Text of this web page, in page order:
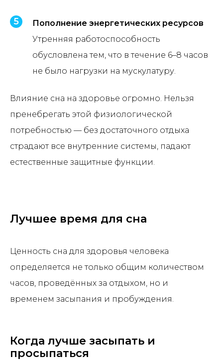
Пополнение энергетических ресурсов
Утренняя работоспособность
обусловлена тем, что в течение 6–8 часов
не было нагрузки на мускулатуру.
Влияние сна на здоровье огромно. Нельзя
пренебрегать этой физиологической
потребностью — без достаточного отдыха
страдают все внутренние системы, падают
естественные защитные функции.
Лучшее время для сна
Ценность сна для здоровья человека
определяется не только общим количеством
часов, проведённых за отдыхом, но и
временем засыпания и пробуждения.
Когда лучше засыпать и
просыпаться